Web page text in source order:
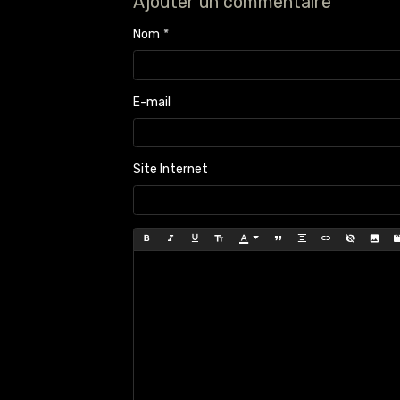
Nom
E-mail
Site Internet